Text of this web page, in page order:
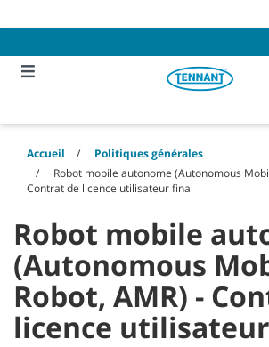
to
to
menu
Accueil
Politiques générales
Robot mobile autonome (Autonomous
Contrat de licence utilisateur final
Robot mobile
(Autonomous
Robot, AMR) -
licence